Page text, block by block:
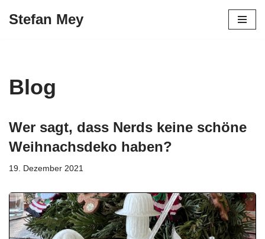
Stefan Mey
Blog
Wer sagt, dass Nerds keine schöne
Weihnachsdeko haben?
19. Dezember 2021